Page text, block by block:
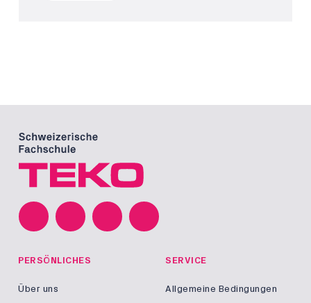
PERSÖNLICHES
Über uns
SERVICE
Allgemeine Bedingungen